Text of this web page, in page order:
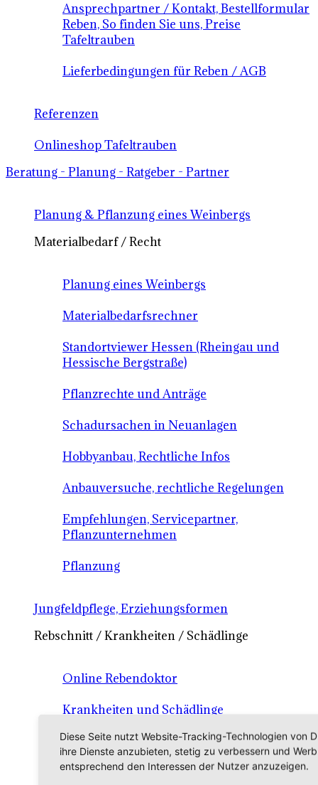
Ansprechpartner / Kontakt, Bestellformular
Reben, So finden Sie uns, Preise
Tafeltrauben
Lieferbedingungen für Reben / AGB
Referenzen
Onlineshop Tafeltrauben
Beratung - Planung - Ratgeber - Partner
Planung & Pflanzung eines Weinbergs
Materialbedarf / Recht
Planung eines Weinbergs
Materialbedarfsrechner
Standortviewer Hessen (Rheingau und
Hessische Bergstraße)
Pflanzrechte und Anträge
Schadursachen in Neuanlagen
Hobbyanbau, Rechtliche Infos
Anbauversuche, rechtliche Regelungen
Empfehlungen, Servicepartner,
Pflanzunternehmen
Pflanzung
Jungfeldpflege, Erziehungsformen
Rebschnitt / Krankheiten / Schädlinge
Online Rebendoktor
Krankheiten und Schädlinge
Virtueller Rebschnittkurs
Bücher
Diese Seite nutzt Website-Tracking-Technologien von
ihre Dienste anzubieten, stetig zu verbessern und
entsprechend den Interessen der Nutzer anzuzeigen.